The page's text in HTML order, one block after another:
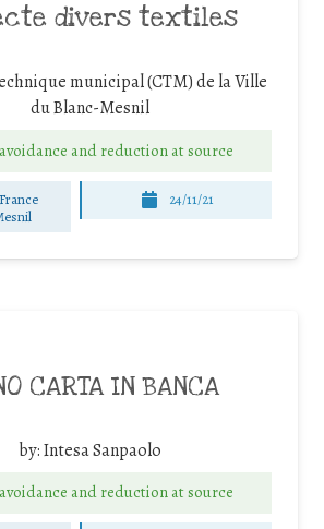
divers textiles
municipal (CTM) de la Ville
du Blanc-Mesnil
and reduction at source
France
24/11/21
CARTA IN BANCA
by:Intesa Sanpaolo
and reduction at source